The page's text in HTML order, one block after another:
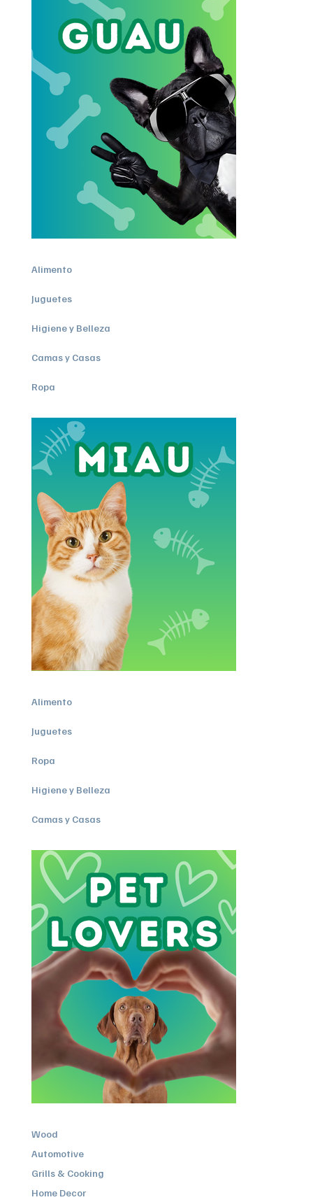
Alimento
Juguetes
Higiene y Belleza
Camas y Casas
Ropa
Alimento
Juguetes
Ropa
Higiene y Belleza
Camas y Casas
Wood
Automotive
Grills & Cooking
Home Decor